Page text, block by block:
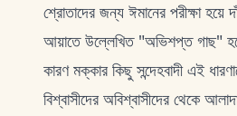
শ্রোতাদের জন্য ঈমানের পরীক্ষা
আয়াতে উল্লেখিত "অভিশপ্ত গাছ"
কারণ মক্কার কিছু সন্দেহবাদী এই
বিশ্বাসীদের অবিশ্বাসীদের থেকে